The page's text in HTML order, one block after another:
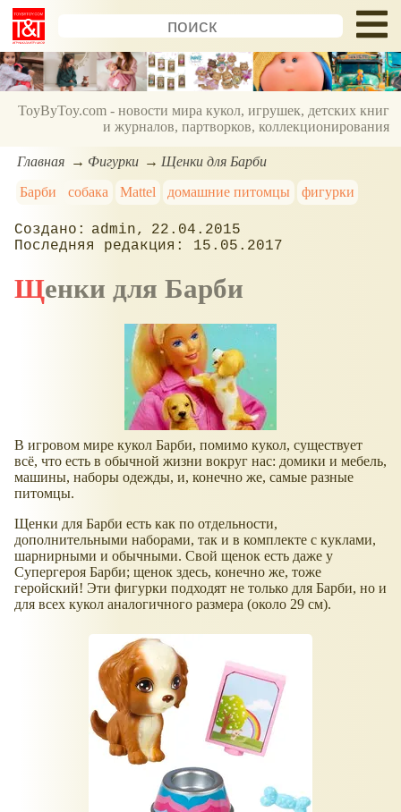
ToyByToy.com - новости мира кукол, игрушек, детских книг
и журналов, партворков, коллекционирования
Главная Фигурки
Щенки для Барби
Барби
собака Mattel домашние питомцы фигурки
admin
22.04.2015
15.05.2017
Щенки для Барби
В игровом мире кукол Барби, помимо кукол, существует
всё, что есть в обычной жизни вокруг нас: домики и мебель,
машины, наборы одежды, и, конечно же, самые разные
питомцы.
Щенки для Барби есть как по отдельности,
дополнительными наборами, так и в комплекте с куклами,
шарнирными и обычными. Свой щенок есть даже у
Супергероя Барби; щенок здесь, конечно же, тоже
геройский! Эти фигурки подходят не только для Барби, но и
для всех кукол аналогичного размера (около 29 см).